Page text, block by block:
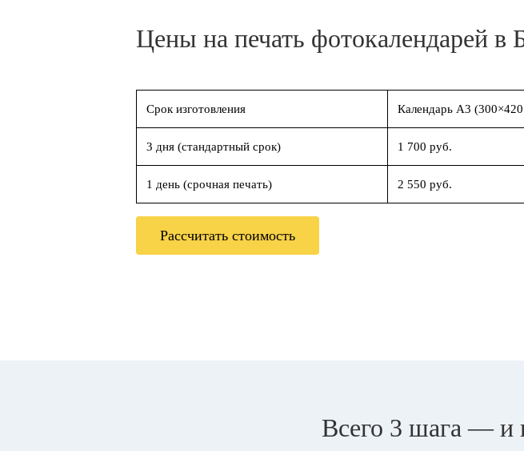
Цены на печать фотокалендарей в
Срок изготовления Календарь А3
3 дня (стандартный срок) 1 700 руб.
1 день (срочная печать) 2 550 руб.
Рассчитать стоимость
Всего 3 шага — и